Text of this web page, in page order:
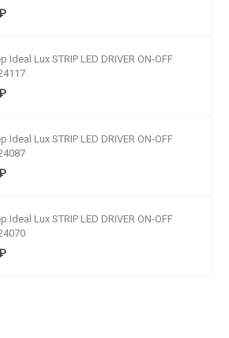
Ideal Lux STRIP LED DRIVER ON-OFF
Ideal Lux STRIP LED DRIVER ON-OFF
Ideal Lux STRIP LED DRIVER ON-OFF